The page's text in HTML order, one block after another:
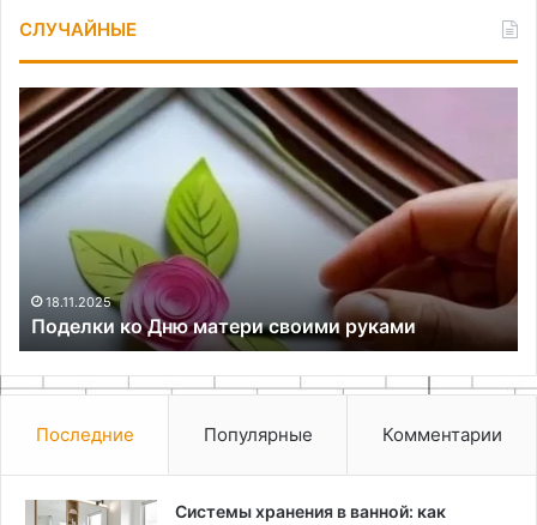
СЛУЧАЙНЫЕ
Поделки
ко
Дню
матери
своими
руками
18.11.2025
Поделки ко Дню матери своими руками
Последние Популярные Комментарии
Системы хранения в ванной: как